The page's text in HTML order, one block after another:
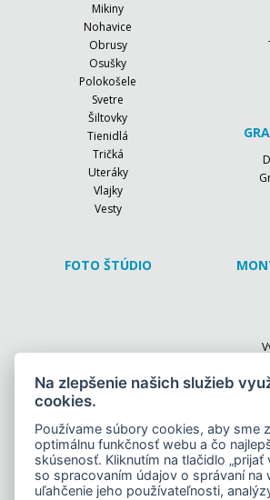
Mikiny
Nohavice
Obrusy
Osušky
Polokošele
Svetre
Šiltovky
Tienidlá
Tričká
Uteráky
Vlajky
Vesty
FOTO ŠTÚDIO
EVENTY
Firemné akcie
Konferencie
Oslavy
Slávnostné otvorenia
Športové dni
Na zlepšenie našich služieb
cookies.
Používame súbory cookies, aby sme
optimálnu funkčnosť webu a čo
skúsenosť. Kliknutím na tlačidlo „prijať
so spracovaním údajov o správaní na
uľahčenie jeho používateľnosti,